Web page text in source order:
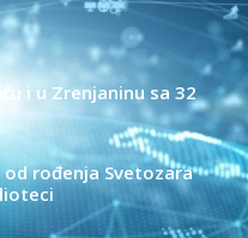
i u Zrenjaninu sa 32
rođenja Svetozara